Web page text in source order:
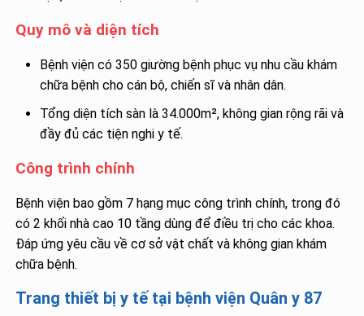
Quy mô và diện tích
Bệnh viện có 350 giường bệnh phục vụ nhu cầu khám
chữa bệnh cho cán bộ, chiến sĩ và nhân dân.
Tổng diện tích sàn là 34.000m², không gian rộng rãi và
đầy đủ các tiện nghi y tế.
Công trình chính
Bệnh viện bao gồm 7 hạng mục công trình chính, trong đó
có 2 khối nhà cao 10 tầng dùng để điều trị cho các khoa.
Đáp ứng yêu cầu về cơ sở vật chất và không gian khám
chữa bệnh.
Trang thiết bị y tế tại bệnh viện Quân y 87